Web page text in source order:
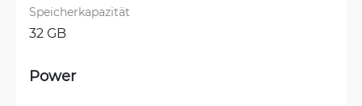
Speicherkapazität
32 GB
Power